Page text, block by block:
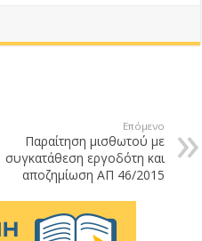
Επόμενο
Παραίτηση μισθωτού με
συγκατάθεση εργοδότη και
αποζημίωση ΑΠ 46/2015